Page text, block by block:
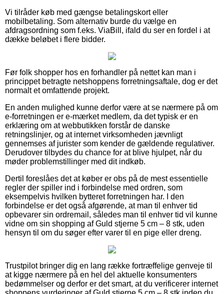
Vi tilråder køb med gængse betalingskort eller
mobilbetaling. Som alternativ burde du vælge en
afdragsordning som f.eks. ViaBill, ifald du ser en fordel i at
dække beløbet i flere bidder.
Før folk shopper hos en forhandler på nettet kan man i
princippet betragte netshoppens forretningsaftale, dog er det
normalt et omfattende projekt.
En anden mulighed kunne derfor være at se nærmere på om
e-forretningen er e-mærket medlem, da det typisk er en
erklæring om at webbutikken forstår de danske
retningslinjer, og at internet virksomheden jævnligt
gennemses af jurister som kender de gældende regulativer.
Derudover tilbydes du chance for at blive hjulpet, når du
møder problemstillinger med dit indkøb.
Dertil foreslåes det at køber er obs på de mest essentielle
regler der spiller ind i forbindelse med ordren, som
eksempelvis hvilken bytteret forretningen har. I den
forbindelse er det også afgørende, at man til enhver tid
opbevarer sin ordremail, således man til enhver tid vil kunne
vidne om sin shopping af Guld stjerne 5 cm – 8 stk, uden
hensyn til om du søger efter varer til en pige eller dreng.
Trustpilot bringer dig en lang række fortræffelige genveje til
at kigge nærmere på en hel del aktuelle konsumenters
bedømmelser og derfor er det smart, at du verificerer internet